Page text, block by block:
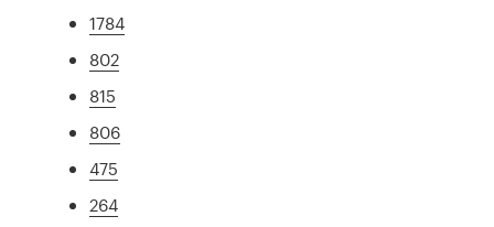
1784
802
815
806
475
264